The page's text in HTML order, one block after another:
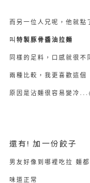
而另一位人兄呢，他就
叫 特製豚骨醬油拉麵
同樣的足料，口感就很不
兩種比較，我更喜歡這個
原因是沾麵很容易變冷
還有! 加一份餃子
男友好像到哪裡吃拉 麵
味道正常